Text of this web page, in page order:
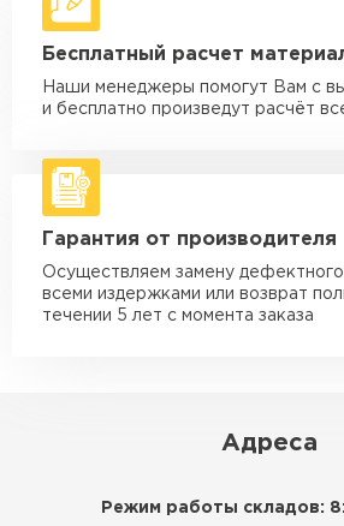
Машина - 10 тн до 50 м3
макс. длина груза 8 м
Машина - 20 тн до 80 м3
Манипулятор до 5 тн
макс. длина груза 5 м
Манипулятор до 10 тн
макс. длина груза 10 м
Манипулятор до 15 тн
Бесплатный расчет
Наши менеджеры помогут Вам с
и бесплатно произведут расчёт
Гарантия от производителя
Осуществляем замену
всеми издержками или возврат
течении 5 лет с момента заказа
Адреса
Режим работы складов: